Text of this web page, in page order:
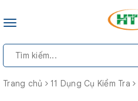
Toggle
Trang chủ 11 Dụng Cụ Kiểm Tra